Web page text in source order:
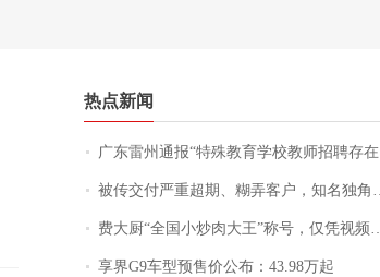
热点新闻
广东雷州通报“特殊教育学校教师招聘存在违规行为”：已启动问责程序 副校长被停职
被传交付严重超期、糊弄客户，知名独角兽车企创始人回应：都没证据，将依法采取措施，“本人长期与美国交管局保持沟通，对方表示肯定”
费大厨“全国小炒肉大王”称号，仅凭视频评出？中国烹饪协会回应
享界G9车型预售价公布：43.98万起